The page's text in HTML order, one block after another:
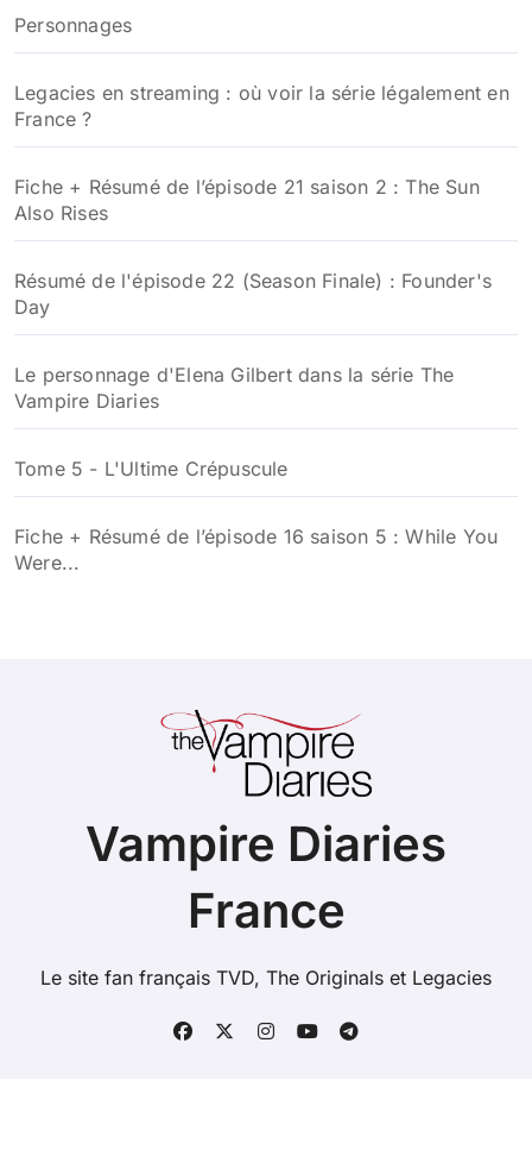
Personnages
Legacies en streaming : où voir la série légalement en
France ?
Fiche + Résumé de l’épisode 21 saison 2 : The Sun
Also Rises
Résumé de l'épisode 22 (Season Finale) : Founder's
Day
Le personnage d'Elena Gilbert dans la série The
Vampire Diaries
Tome 5 - L'Ultime Crépuscule
Fiche + Résumé de l’épisode 16 saison 5 : While You
Were...
Vampire Diaries
France
Le site fan français TVD, The Originals et Legacies